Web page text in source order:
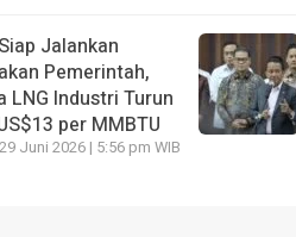
Jalankan
Pemerintah,
LNG Industri Turun
per MMBTU
Juni 2026 | 5:56 pm WIB